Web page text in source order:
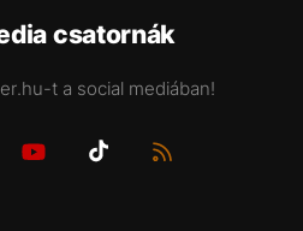
csatornák
t a social mediában!